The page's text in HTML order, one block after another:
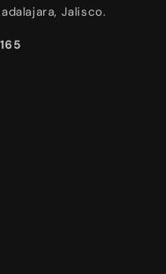
Jalisco.